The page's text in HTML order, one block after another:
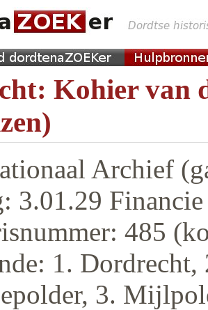
Kohier van
Archief
3.01.29
485
1. Dordrecht,
3.